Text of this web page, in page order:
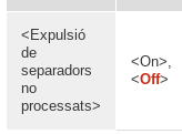
<Expulsió
de
separadors
no
processats>
<On>,
<Off>